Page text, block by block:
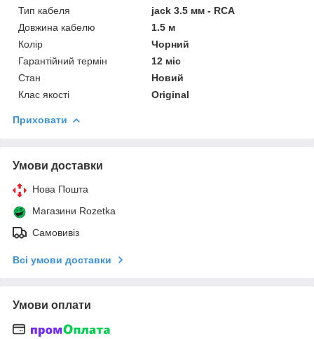
Тип кабеля
jack 3.5 мм - RCA
Довжина кабелю
1.5 м
Колір
Чорний
Гарантійний термін
12 міс
Стан
Новий
Клас якості
Original
Приховати
Умови доставки
Нова Пошта
Магазини Rozetka
Самовивіз
Всі умови доставки
Умови оплати